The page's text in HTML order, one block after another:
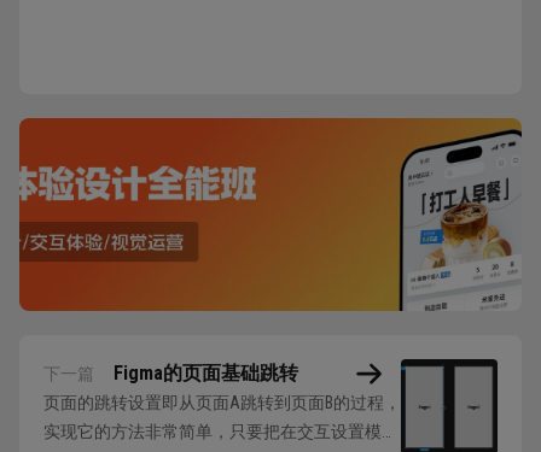
下一篇 Figma的页面基础跳转
页面的跳转设置即从页面A跳转到页面B的过程，
实现它的方法非常简单，只要把在交互设置模式